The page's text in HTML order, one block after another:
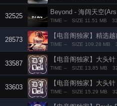
32525
Beyond - 海阔天空
TIME -- SIZE 11.51 MB
28573
【电音阁独家】精选
TIME -- SIZE 109.28 MB
33587
【电音阁独家】大头
TIME -- SIZE 13.85 MB
33603
【电音阁独家】大头
TIME -- SIZE 15.29 MB